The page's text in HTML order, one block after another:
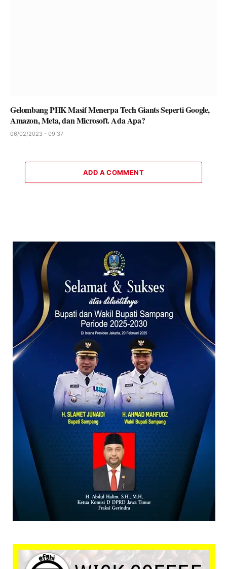
Gelombang PHK Masif Menerpa Tech Giants Seperti Google,
Amazon, Meta, dan Microsoft. Ada Apa?
06/02/2023 - 09:37
ADD A COMMENT